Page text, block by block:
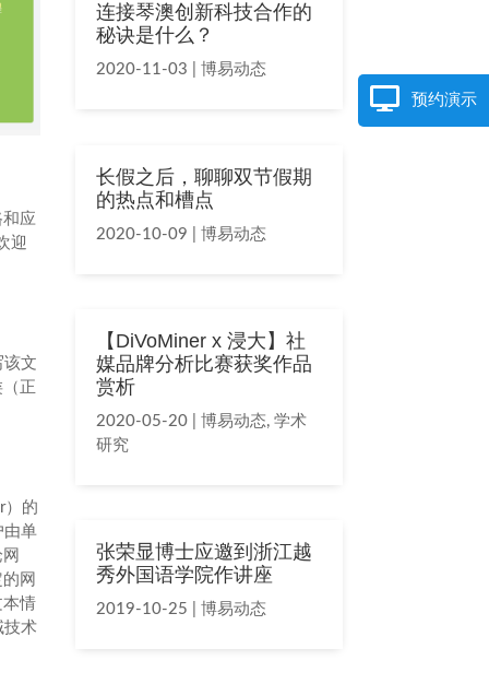
应
迎
该文
正
）的
由单
网
本情
技术
连接琴澳创新科技合作的
秘诀是什么？
2020-11-03 博易动态
长假之后，聊聊双节假期
的热点和槽点
2020-10-09 博易动态
【DiVoMiner x 浸大】社
媒品牌分析比赛获奖作品
赏析
2020-05-20| 博易动态, 学术
研究
张荣显博士应邀到浙江越
秀外国语学院作讲座
2019-10-25 博易动态
预约演示